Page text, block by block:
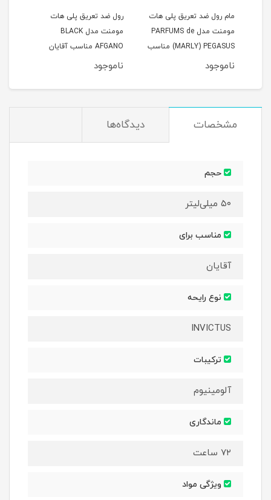
مام رول ضد تعریق پلی هات
مومنت مدل PARFUMS de
MARLY) PEGASUS) مناسب
آقایان حجم 50 میلی لیتر
ناموجود
رول ضد تعریق پلی هات
مومنت مدل BLACK
AFGANO مناسب آقایان
حجم 50 میلی لیتر
ناموجود
مشخصات دیدگاه‌ها
حجم
۵۰ میلی‌لیتر
مناسب برای
آقایان
نوع رایحه
INVICTUS
ترکیبات
آلومینیوم
ماندگاری
۷۲ ساعت
ویژگی مواد